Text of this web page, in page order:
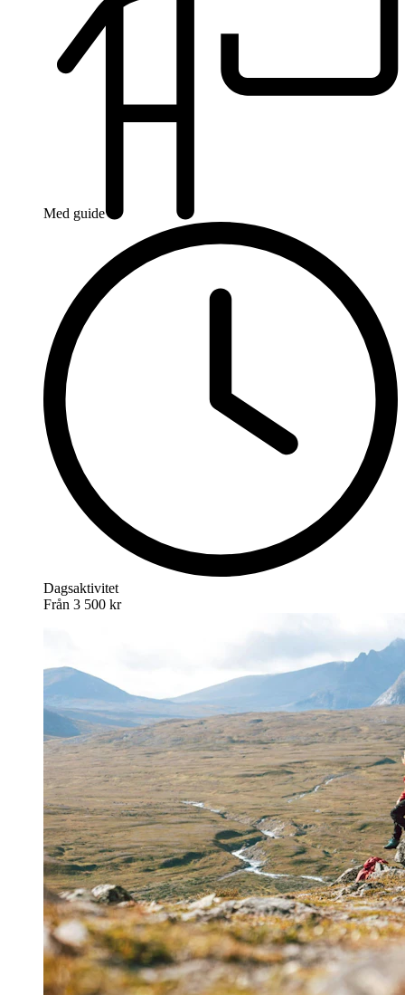
Med guide
Dagsaktivitet
Från 3 500 kr